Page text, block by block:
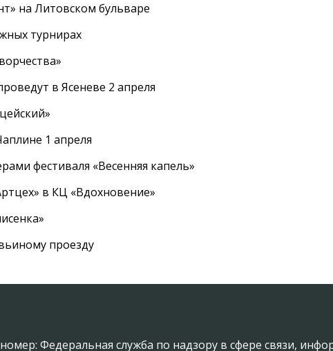
на Литовском бульваре
турнирах
в Ясеневе 2 апреля
1 апреля
фестиваля «Весенняя капель»
в КЦ «Вдохновение»
проезду
Федеральная служба по надзору в сфере связи,